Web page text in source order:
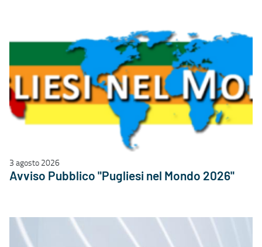
3 agosto 2026
Avviso Pubblico "Pugliesi nel Mondo 2026"